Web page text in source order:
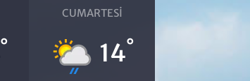
°
CUMARTESI
14°